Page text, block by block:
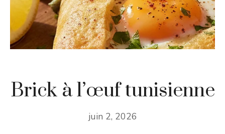
Brick à l’œuf tunisienne
juin 2, 2026